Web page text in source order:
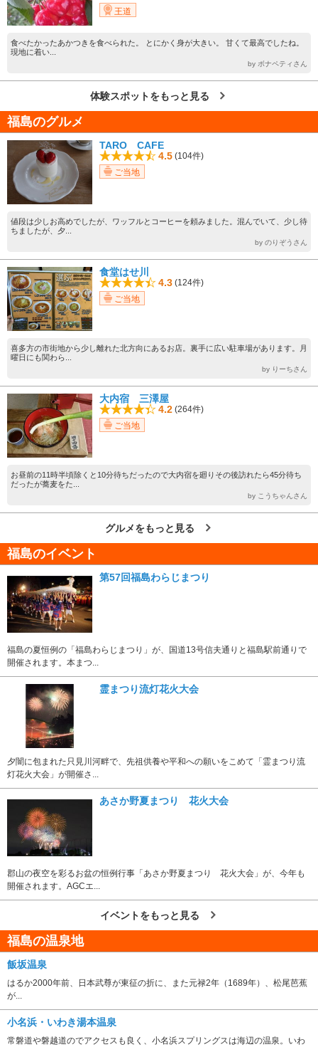
王道
食べたかったあかつきを食べられた。 とにかく身が大きい。 甘くて最高でしたね。
現地に着い...
by ボナペティさん
体験スポットをもっと見る
福島のグルメ
TARO CAFE
4.5 (104件)
ご当地
値段は少しお高めでしたが、ワッフルとコーヒーを頼みました。混んでいて、少し待
ちましたが、夕...
by のりぞうさん
食堂はせ川
4.3 (124件)
ご当地
喜多方の市街地から少し離れた北方向にあるお店。裏手に広い駐車場があります。月
曜日にも関わら...
by りーちさん
大内宿 三澤屋
4.2 (264件)
ご当地
お昼前の11時半頃除くと10分待ちだったので大内宿を廻りその後訪れたら45分待ち
だったが蕎麦をた...
by こうちゃんさん
グルメをもっと見る
福島のイベント
第57回福島わらじまつり
福島の夏恒例の「福島わらじまつり」が、国道13号信夫通りと福島駅前通りで
開催されます。本まつ...
霊まつり流灯花火大会
夕闇に包まれた只見川河畔で、先祖供養や平和への願いをこめて「霊まつり流
灯花火大会」が開催さ...
あさか野夏まつり 花火大会
郡山の夜空を彩るお盆の恒例行事「あさか野夏まつり 花火大会」が、今年も
開催されます。AGCエ...
イベントをもっと見る
福島の温泉地
飯坂温泉
はるか2000年前、日本武尊が東征の折に、また元禄2年（1689年）、松尾芭蕉
が...
小名浜・いわき湯本温泉
常磐道や磐越道のでアクセスも良く、小名浜スプリングスは海辺の温泉。いわ